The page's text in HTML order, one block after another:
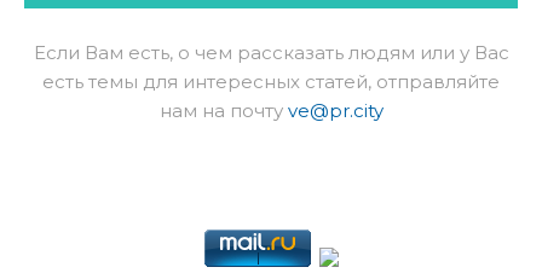
Если Вам есть, о чем рассказать людям или у Вас
есть темы для интересных статей, отправляйте
нам на почту ve@pr.city